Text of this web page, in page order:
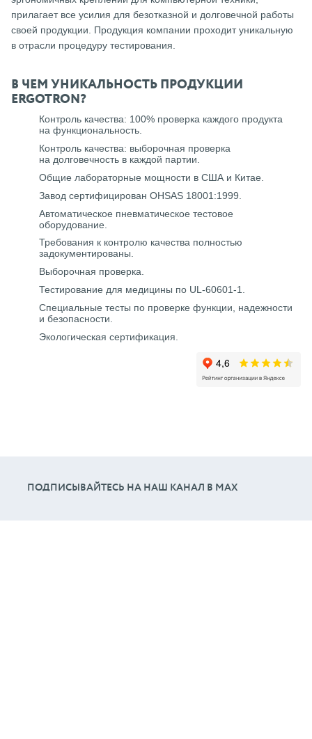
прилагает все усилия для безотказной и долговечной работы
своей продукции. Продукция компании проходит уникальную
в отрасли процедуру тестирования.
В ЧЕМ УНИКАЛЬНОСТЬ ПРОДУКЦИИ
ERGOTRON?
Контроль качества: 100% проверка каждого продукта
на функциональность.
Контроль качества: выборочная проверка
на долговечность в каждой партии.
Общие лабораторные мощности в США и Китае.
Завод сертифицирован OHSAS 18001:1999.
Автоматическое пневматическое тестовое
оборудование.
Требования к контролю качества полностью
задокументированы.
Выборочная проверка.
Тестирование для медицины по UL-60601-1.
Специальные тесты по проверке функции, надежности
и безопасности.
Экологическая сертификация.
ПОДПИСЫВАЙТЕСЬ НА НАШ КАНАЛ В МАХ